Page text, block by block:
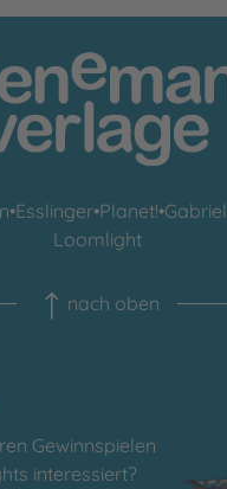
•Esslinger•Planet!•Gabriel
Loomlight
nach oben
Gewinnspielen
interessiert?